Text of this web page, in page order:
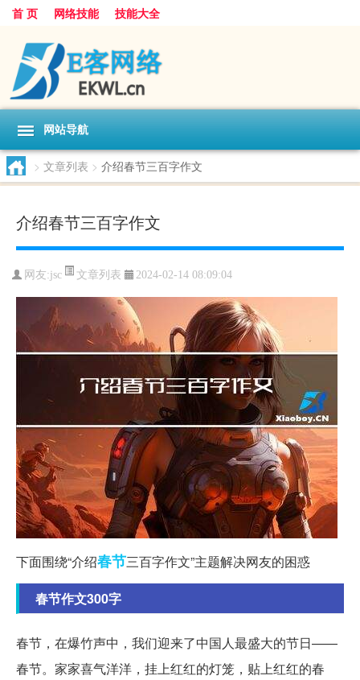
首 页 网络技能 技能大全
网站导航
> 文章列表 > 介绍春节三百字作文
介绍春节三百字作文
网友:jsc 文章列表 2024-02-14 08:09:04
下面围绕“介绍春节三百字作文”主题解决网友的困惑
春节作文300字
春节，在爆竹声中，我们迎来了中国人最盛大的节日——
春节。家家喜气洋洋，挂上红红的灯笼，贴上红红的春